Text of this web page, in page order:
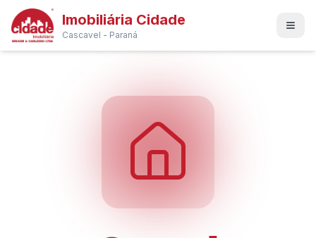
Imobiliária Cidade
Cascavel - Paraná